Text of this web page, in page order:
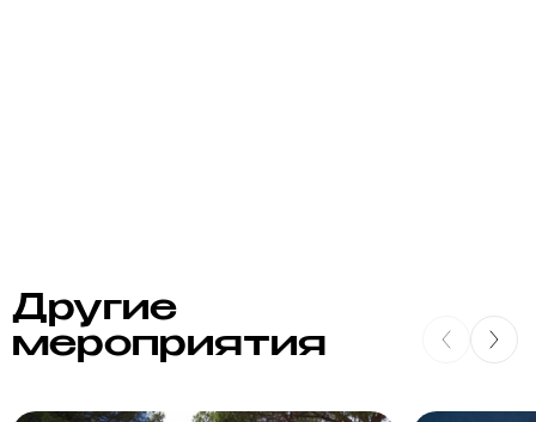
Другие
мероприятия